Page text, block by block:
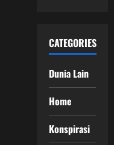
CATEGORIES
Dunia Lain
Home
Konspirasi